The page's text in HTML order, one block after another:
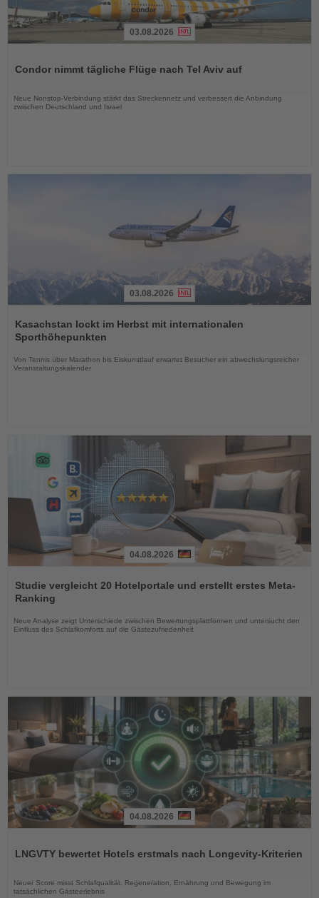
die
03.08.2026
Condor nimmt tägliche Flüge nach Tel Aviv auf
Neue Nonstop-Verbindung stärkt das Streckennetz und verbessert die Anbindung
zwischen Deutschland und Israel
Sie
die
Nachrichten
03.08.2026
Kasachstan lockt im Herbst mit internationalen
Sporthöhepunkten
Von Tennis über Marathon bis Eiskunstlauf erwartet Besucher ein abwechslungsreicher
Veranstaltungskalender
Sie
die
Nachrichten
04.08.2026
Studie vergleicht 20 Hotelportale und erstellt erstes Meta-
Ranking
Neue Analyse zeigt Unterschiede zwischen Bewertungsplattformen und untersucht den
Einfluss des Schlafkomforts auf die Gästezufriedenheit
die
04.08.2026
LNGVTY bewertet Hotels erstmals nach Longevity-Kriterien
Neuer Score misst Schlafqualität, Regeneration, Ernährung und Bewegung im
tatsächlichen Gästeerlebnis